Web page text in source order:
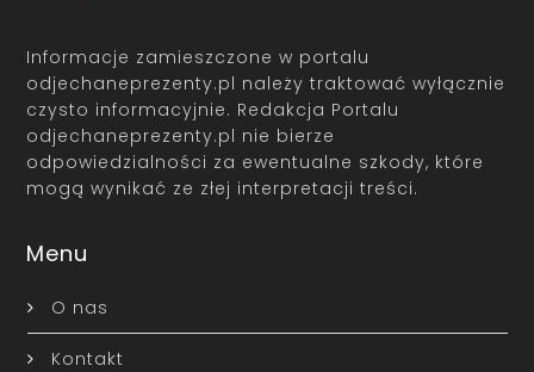
Informacje zamieszczone w portalu
odjechaneprezenty.pl należy traktować wyłącznie
czysto informacyjnie. Redakcja Portalu
odjechaneprezenty.pl nie bierze
odpowiedzialności za ewentualne szkody, które
mogą wynikać ze złej interpretacji treści.
Menu
O nas
Kontakt